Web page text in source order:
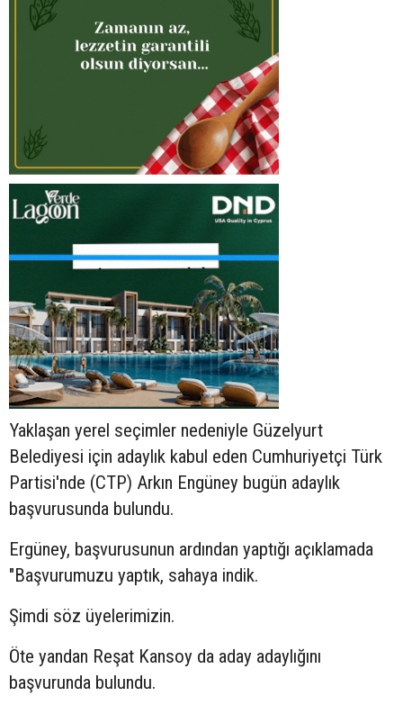
Yaklaşan yerel seçimler nedeniyle Güzelyurt
Belediyesi için adaylık kabul eden Cumhuriyetçi Türk
Partisi'nde (CTP) Arkın Engüney bugün adaylık
başvurusunda bulundu.
Ergüney, başvurusunun ardından yaptığı açıklamada
"Başvurumuzu yaptık, sahaya indik.
Şimdi söz üyelerimizin.
Öte yandan Reşat Kansoy da aday adaylığını
başvurunda bulundu.